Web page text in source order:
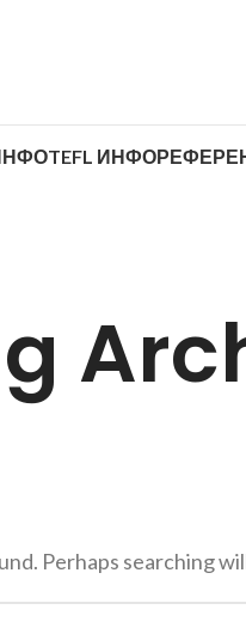
TEFL ИНФО
Perhaps searching